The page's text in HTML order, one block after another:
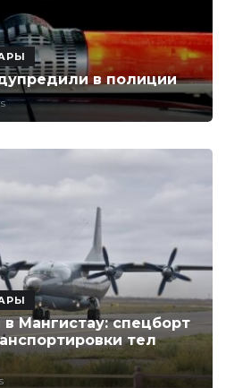
в полиции
Мангистау: спецборт
тел